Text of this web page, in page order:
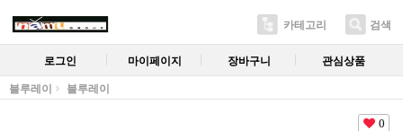
카테고리 검색
로그인 마이페이지 장바구니 관심상품
블루레이 블루레이
0